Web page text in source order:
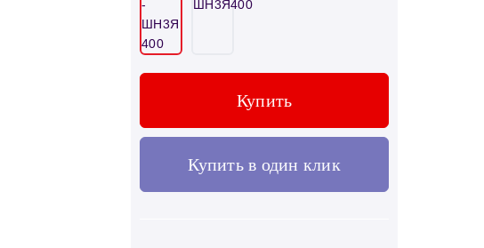
Купить
Купить в один клик